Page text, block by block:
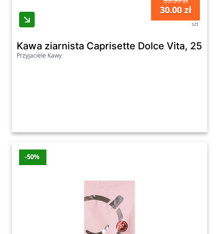
30.00 zł
szt
Kawa ziarnista Caprisette Dolce Vita, 250 g
Przyjaciele Kawy
-50%